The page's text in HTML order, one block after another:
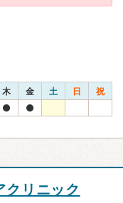
木 金 土 日 祝
クリニック